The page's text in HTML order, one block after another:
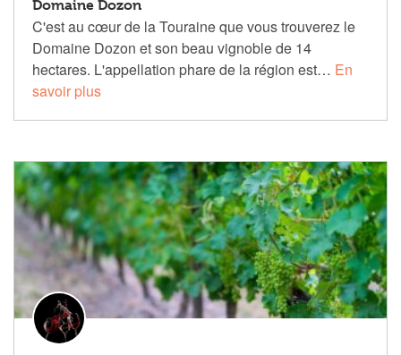
Domaine Dozon
C'est au cœur de la Touraine que vous trouverez le
Domaine Dozon et son beau vignoble de 14
hectares. L'appellation phare de la région est… En
savoir plus